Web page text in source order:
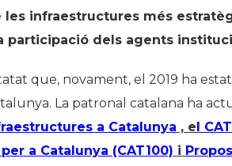
infraestructures més
participació dels agents
que, novament, el 2019 ha
La patronal catalana ha
a Catalunya , e l
a Catalunya (CAT100) i